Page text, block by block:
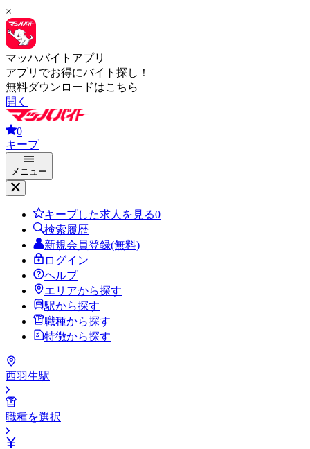
×
マッハバイトアプリ
アプリでお得にバイト探し！
無料ダウンロードはこちら
開く
0
キープ
メニュー
キープした求人を見る0
検索履歴
新規会員登録(無料)
ログイン
ヘルプ
エリアから探す
駅から探す
職種から探す
特徴から探す
西羽生駅
職種を選択